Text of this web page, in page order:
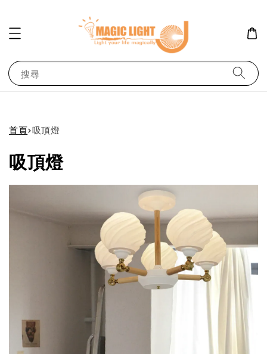
搜尋
首頁›吸頂燈
吸頂燈